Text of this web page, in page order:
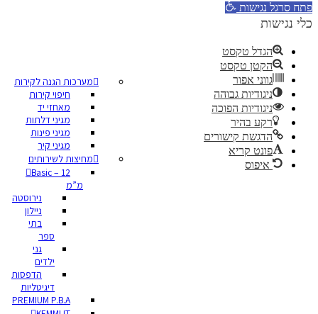
מערכות הגנה לקירות
חיפוי קירות
מאחזי יד
מגיני דלתות
מגיני פינות
מגיני קיר
מחיצות לשירותים
Basic – 12
מ”מ
נירוסטה
ניילון
בתי
ספר
גני
ילדים
הדפסות
דיגיטליות
PREMIUM P.B.A
פתח סרגל נגישות
כלי נגישות
הגדל טקסט
הקטן טקסט
גווני אפור
ניגודיות גבוהה
ניגודיות הפוכה
רקע בהיר
הדגשת קישורים
פונט קריא
איפוס